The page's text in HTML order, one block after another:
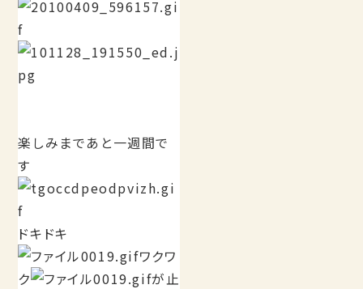
楽しみまであと一週間で
す
ドキドキ
ワクワ
ク
が止